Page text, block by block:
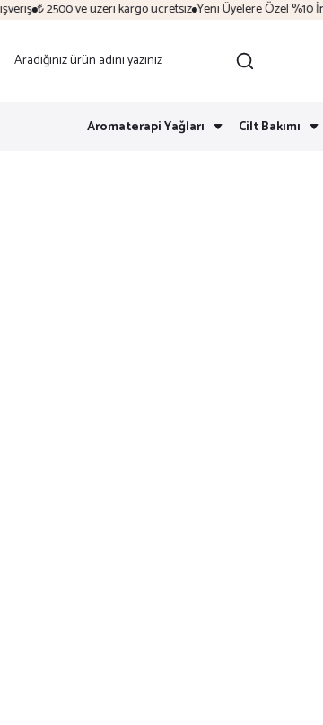
₺ 2500 ve üzeri kargo ücretsiz Yeni Üyelere Özel %10
Aromaterapi Yağları Cilt Bakımı